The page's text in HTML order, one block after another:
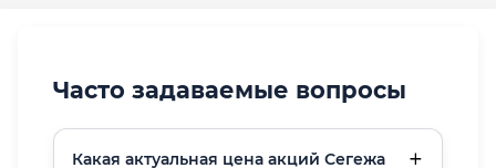
Часто задаваемые вопросы
Какая актуальная цена акций Сегежа